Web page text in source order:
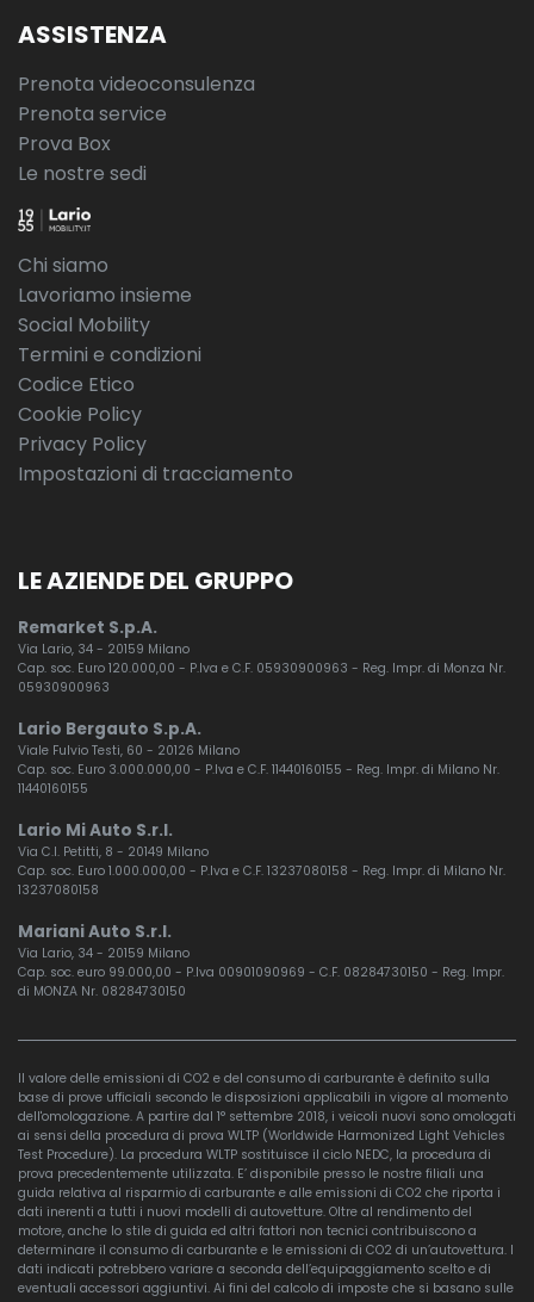
ASSISTENZA
Prenota videoconsulenza
Prenota service
Prova Box
Le nostre sedi
Chi siamo
Lavoriamo insieme
Social Mobility
Termini e condizioni
Codice Etico
Cookie Policy
Privacy Policy
Impostazioni di tracciamento
LE AZIENDE DEL GRUPPO
Remarket S.p.A.
Via Lario, 34 - 20159 Milano
Cap. soc. Euro 120.000,00 - P.Iva e C.F. 05930900963 - Reg. Impr. di Monza Nr.
05930900963
Lario Bergauto S.p.A.
Viale Fulvio Testi, 60 - 20126 Milano
Cap. soc. Euro 3.000.000,00 - P.Iva e C.F. 11440160155 - Reg. Impr. di Milano Nr.
11440160155
Lario Mi Auto S.r.l.
Via C.I. Petitti, 8 - 20149 Milano
Cap. soc. Euro 1.000.000,00 - P.Iva e C.F. 13237080158 - Reg. Impr. di Milano Nr.
13237080158
Mariani Auto S.r.l.
Via Lario, 34 - 20159 Milano
Cap. soc. euro 99.000,00 - P.Iva 00901090969 - C.F. 08284730150 - Reg. Impr.
di MONZA Nr. 08284730150
Il valore delle emissioni di CO2 e del consumo di carburante è definito sulla
base di prove ufficiali secondo le disposizioni applicabili in vigore al momento
dell'omologazione. A partire dal 1° settembre 2018, i veicoli nuovi sono omologati
ai sensi della procedura di prova WLTP (Worldwide Harmonized Light Vehicles
Test Procedure). La procedura WLTP sostituisce il ciclo NEDC, la procedura di
prova precedentemente utilizzata. E’ disponibile presso le nostre filiali una
guida relativa al risparmio di carburante e alle emissioni di CO2 che riporta i
dati inerenti a tutti i nuovi modelli di autovetture. Oltre al rendimento del
motore, anche lo stile di guida ed altri fattori non tecnici contribuiscono a
determinare il consumo di carburante e le emissioni di CO2 di un’autovettura. I
dati indicati potrebbero variare a seconda dell’equipaggiamento scelto e di
eventuali accessori aggiuntivi. Ai fini del calcolo di imposte che si basano sulle